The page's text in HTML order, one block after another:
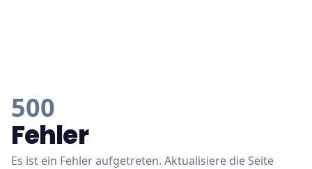
500
Fehler
Es ist ein Fehler aufgetreten. Aktualisiere die Seite